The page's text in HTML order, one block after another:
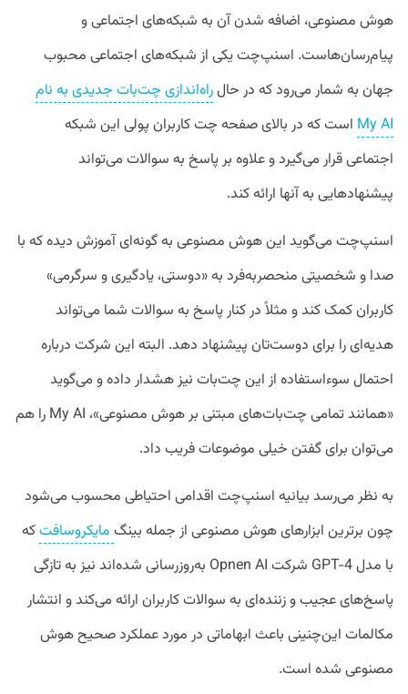
هوش مصنوعی، اضافه شدن آن به شبکه‌های اجتماعی و
پیام‌رسان‌هاست. اسنپ‌چت یکی از شبکه‌های اجتماعی محبوب
جهان به شمار می‌رود که در حالراه‌اندازی چت‌بات جدیدی به نام
My AI است که در بالای صفحه چت کاربران پولی این شبکه
اجتماعی قرار می‌گیرد و علاوه بر پاسخ به سوالات می‌تواند
پیشنهادهایی به آنها ارائه کند.
اسنپ‌چت می‌گوید این هوش مصنوعی به گونه‌ای آموزش دیده که با
صدا و شخصیتی منحصربه‌فرد به «دوستی، یادگیری و سرگرمی»
کاربران کمک کند و مثلاً در کنار پاسخ به سوالات شما می‌تواند
هدیه‌ای را برای دوست‌تان پیشنهاد دهد. البته این شرکت درباره
احتمال سوءاستفاده از این چت‌بات نیز هشدار داده و می‌گوید
«همانند تمامی چت‌بات‌های مبتنی بر هوش مصنوعی»، My AI را هم
می‌توان برای گفتن خیلی موضوعات فریب داد.
به نظر می‌رسد بیانیه اسنپ‌چت اقدامی احتیاطی محسوب می‌شود
چون برترین ابزارهای هوش مصنوعی از جمله بینگ مایکروسافتکه
با مدل GPT-4 شرکت Opnen AI به‌روزرسانی شده‌اند نیز به تازگی
پاسخ‌های عجیب و زننده‌ای به سوالات کاربران ارائه می‌کند و انتشار
مکالمات این‌چنینی باعث ابهاماتی در مورد عملکرد صحیح هوش
مصنوعی شده است.